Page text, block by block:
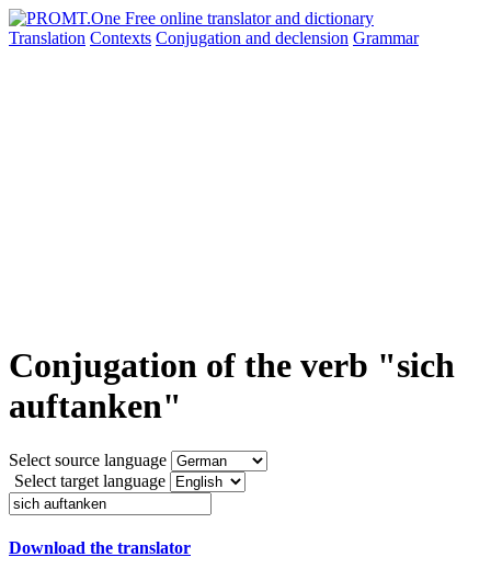
Translation Contexts Conjugation and declension Grammar
Conjugation of the verb "sich
auftanken"
Select source language
Select target language
Download the translator